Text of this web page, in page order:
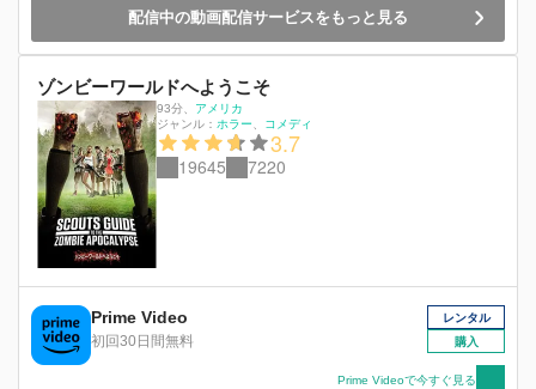
配信中の動画配信サービスをもっと見る
ゾンビーワールドへようこそ
93分
アメリカ
ジャンル： ホラー コメディ
3.7
19645 7220
Prime Video
初回30日間無料
レンタル
購入
Prime Videoで今すぐ見る